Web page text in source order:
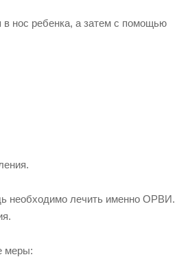
нос ребенка, а затем с помощью
необходимо лечить именно ОРВИ.
меры: